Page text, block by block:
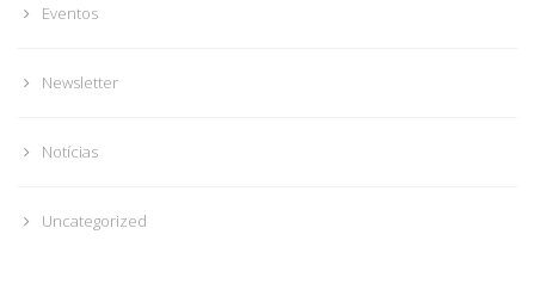
Eventos
Newsletter
Notícias
Uncategorized